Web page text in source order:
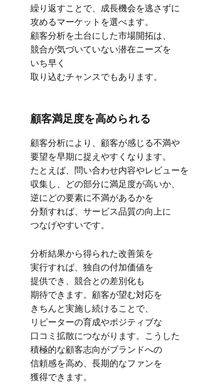
繰り返す​ことで、​成長機会を​逃さずに​
攻める​マーケットを​選べます。​
顧客分析を​土台に​した​市場開拓は、​
競合が​気づいていない​潜在ニーズを​
いち早く​
取り込むチャンスでもあります。
顧客満足度を​高められる
顧客分析に​より、​顧客が​感じる​不満や​
要望を​早期に​捉えやすくなります。​
たとえば、​問い​合わせ内容や​レビューを​
収集し、​どの​部分に​満足度が​高いか、​
逆に​どの​要素に​不満が​あるかを​
分類すれば、​サービス品質の​向上に​
つなげやすいです。
分析結果から​得られた​改善策を​
実行すれば、​独自の​付加価値を​
提供でき、​競合との​差別化も​
期待できます。​顧客が​望む対応を​
きちんと​実施し続ける​ことで、​
リピーターの​育成や​ポジティブな​
口コミ拡散に​つながります。​こうした​
積極的な​顧客志向が​ブランドへの​
信頼感を​高め、​長期的な​ファンを​
獲得できます。